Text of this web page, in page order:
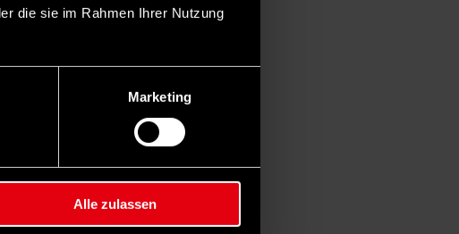
die sie im Rahmen Ihrer Nutzung
Marketing
Alle zulassen